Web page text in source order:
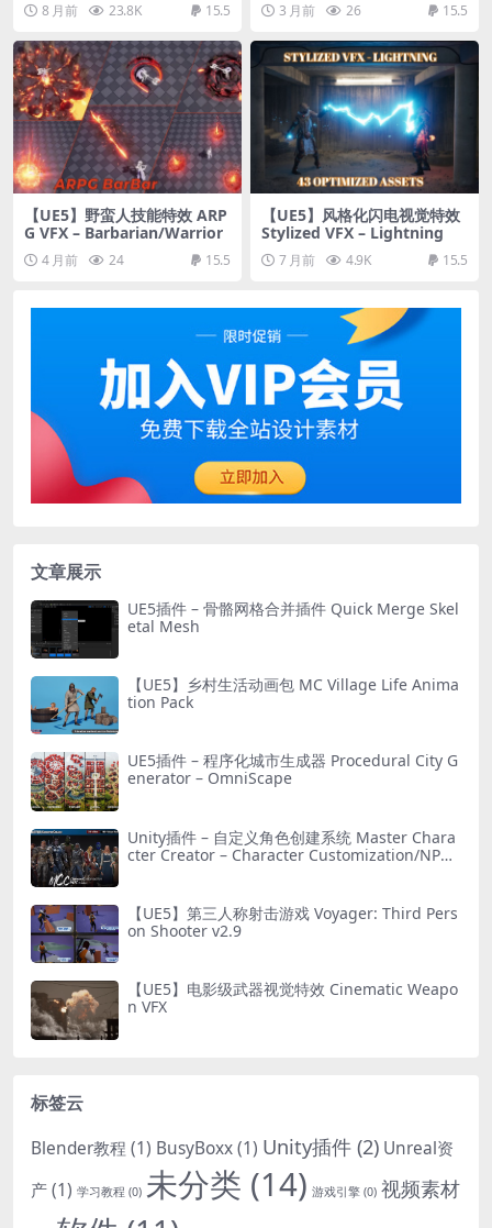
8 月前 23.8K 15.5 3 月前 26 15.5
【UE5】野蛮人技能特效 ARP
G VFX – Barbarian/Warrior
4 月前 24 15.5
【UE5】风格化闪电视觉特效
Stylized VFX – Lightning
7 月前 4.9K 15.5
文章展示
UE5插件 – 骨骼网格合并插件 Quick Merge Skel
etal Mesh
【UE5】乡村生活动画包 MC Village Life Anima
tion Pack
UE5插件 – 程序化城市生成器 Procedural City G
enerator – OmniScape
Unity插件 – 自定义角色创建系统 Master Chara
cter Creator – Character Customization/NPC
【UE5】第三人称射击游戏 Voyager: Third Pers
on Shooter v2.9
【UE5】电影级武器视觉特效 Cinematic Weapo
n VFX
标签云
Blender教程 (1) BusyBoxx(1) Unity插件 (2) Unreal资
产(1) 学习教程 (0) 未分类 (14) 游戏引擎 (0) 视频素材